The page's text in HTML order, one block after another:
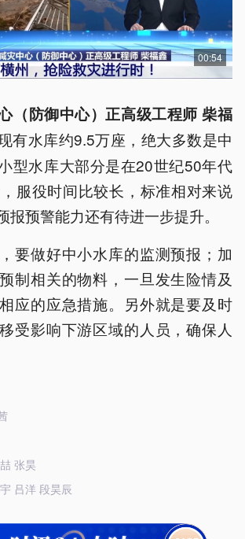
00:54
（防御中心）正高级工程师 柴福
有水库约9.5万座，绝大多数是中
型水库大部分是在20世纪50年代
服役时间比较长，标准相对来说
报预警能力还有待进一步提升。
要做好中小水库的监测预报；加
制相关的物料，一旦发生险情及
应的应急措施。另外就是要及时
受影响下游区域的人员，确保人
张昊
吕洋 段昊辰